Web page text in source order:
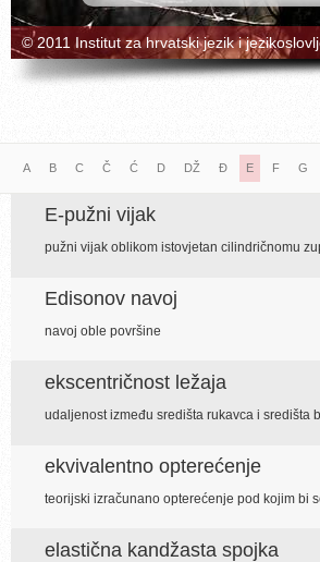
© 2011 Institut za hrvatski jezik i
A B C Č Ć D DŽ Đ E F G
E-pužni vijak
pužni vijak oblikom istovjetan cilindričnomu
Edisonov navoj
navoj oble površine
ekscentričnost ležaja
udaljenost između središta rukavca i središta
ekvivalentno opterećenje
teorijski izračunano opterećenje pod kojim bi
elastična kandžasta spojka